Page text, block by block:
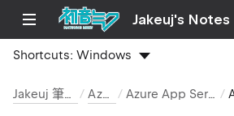
Jakeuj's Notes
Shortcuts:Windows
Jakeuj 筆記本 Azure Azure App Service